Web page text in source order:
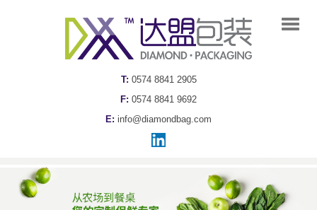
T: 0574 8841 2905
F: 0574 8841 9692
E: info@diamondbag.com